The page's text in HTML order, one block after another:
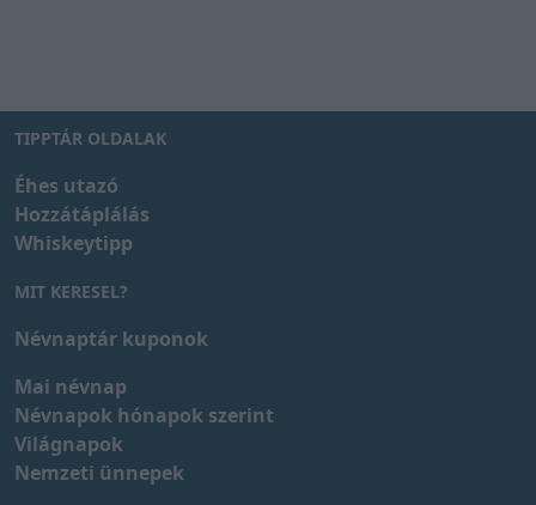
TIPPTÁR OLDALAK
Éhes utazó
Hozzátáplálás
Whiskeytipp
MIT KERESEL?
Névnaptár kuponok
Mai névnap
Névnapok hónapok szerint
Világnapok
Nemzeti ünnepek